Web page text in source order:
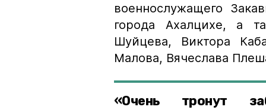
военнослужащего
города Ахалцихе, а
Шуйцева, Виктора
Малова, Вячеслава
«Очень тронут